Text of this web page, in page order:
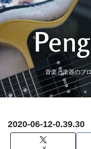
音楽と楽器のブ
2020-06-12-0.39.30